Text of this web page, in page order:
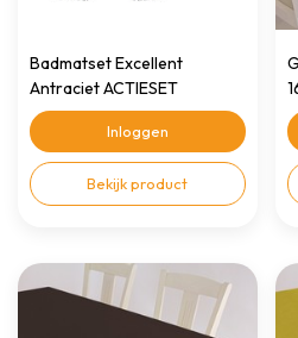
Badmatset Excellent
Antraciet ACTIESET
Inloggen
Bekijk product